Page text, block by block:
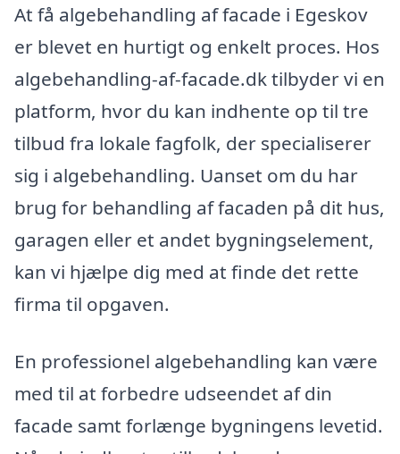
At få algebehandling af facade i Egeskov
er blevet en hurtigt og enkelt proces. Hos
algebehandling-af-facade.dk tilbyder vi en
platform, hvor du kan indhente op til tre
tilbud fra lokale fagfolk, der specialiserer
sig i algebehandling. Uanset om du har
brug for behandling af facaden på dit hus,
garagen eller et andet bygningselement,
kan vi hjælpe dig med at finde det rette
firma til opgaven.
En professionel algebehandling kan være
med til at forbedre udseendet af din
facade samt forlænge bygningens levetid.